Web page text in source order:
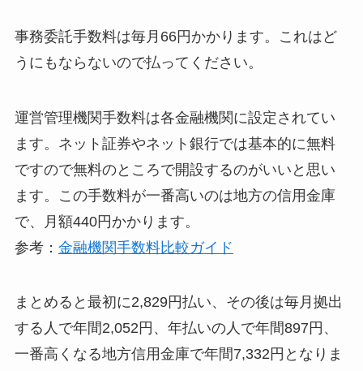
事務委託手数料は毎月66円かかります。これはど
うにもならないので払ってください。
運営管理機関手数料は各金融機関に設定されてい
ます。ネット証券やネット銀行では基本的に無料
ですので無料のところで開設するのがいいと思い
ます。この手数料が一番高いのは地方の信用金庫
で、月額440円かかります。
参考： 金融機関手数料比較ガイド
まとめると最初に2,829円払い、その後は毎月拠出
する人で年間2,052円、年払いの人で年間897円、
一番高くなる地方信用金庫で年間7,332円となりま